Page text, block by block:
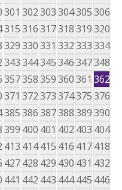
301 302303304305306
315316317318319320
329330331 332333334
343344345346347348
357358359360361 362
371 372373374375376
385386387388389390
399 400 401 402 403 404
413 414415 416 417418
427428 429 430 431 432
441 442 443 444445 446